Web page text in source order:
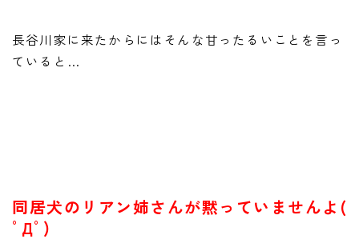
長谷川家に来たからにはそんな甘ったるいことを言っ
ていると…
同居犬のリアン姉さんが黙っていませんよ(
ﾟДﾟ)